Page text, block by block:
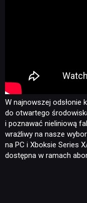
W najnowszej odsłonie
do otwartego
i poznawać nieliniową
wrażliwy na nasze
na PC i Xboksie Series
dostępna w ramach